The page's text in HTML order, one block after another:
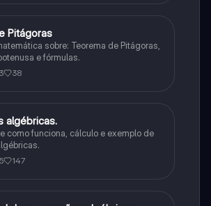
Pitágoras
sobre: Teorema de Pitágoras,
e fórmulas.
38
algébricas.
como funciona, cálculo e exemplo de
147